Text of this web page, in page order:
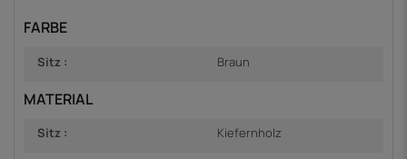
FARBE
Sitz : Braun
MATERIAL
Sitz : Kiefernholz